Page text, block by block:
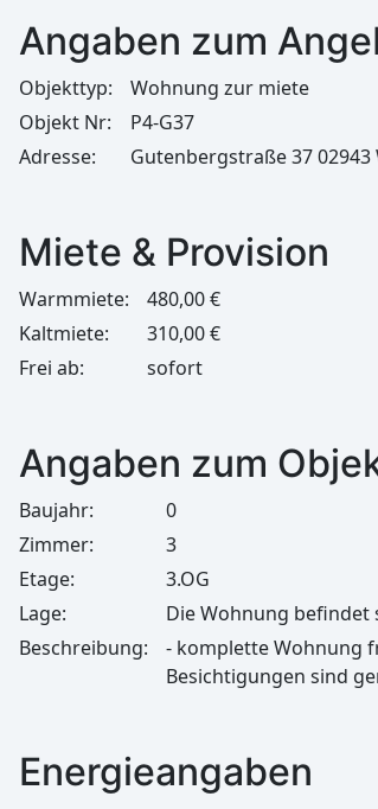
Angaben zum
Objekttyp:
Wohnung zur miete
Objekt Nr:
P4-G37
Adresse:
Gutenbergstraße 37 02943
Miete & Provision
Warmmiete:
480,00 €
Kaltmiete:
310,00 €
Frei ab:
sofort
Angaben zum
Baujahr:
0
Zimmer:
3
Etage:
3.OG
Lage:
Die Wohnung befindet
Beschreibung:
- komplette Wohnung
Besichtigungen sind
Energieangaben